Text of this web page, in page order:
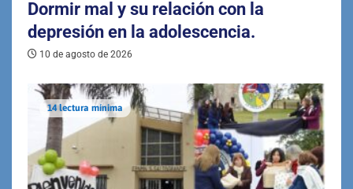
Dormir mal y su relación con la
depresión en la adolescencia.
10 de agosto de 2026
14 lectura mínima